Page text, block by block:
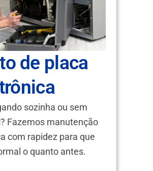
de placa
sozinha ou sem
Fazemos manutenção
com rapidez para que
o quanto antes.